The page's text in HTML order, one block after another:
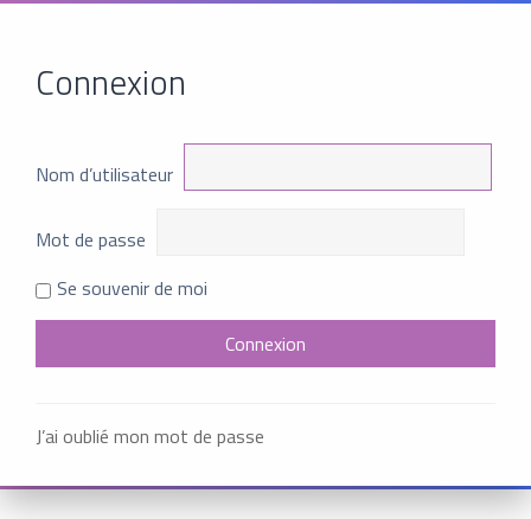
Connexion
Nom d’utilisateur
Mot de passe
Se souvenir de moi
J’ai oublié mon mot de passe